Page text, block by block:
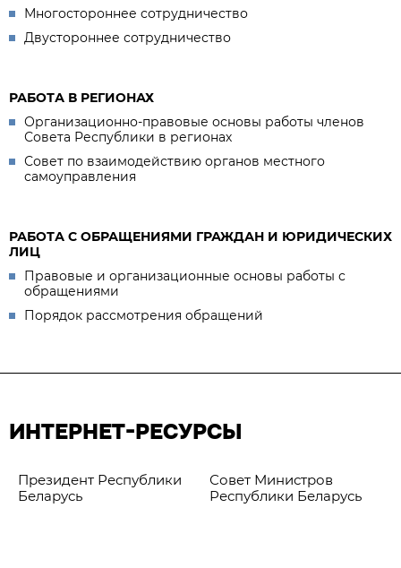
Многостороннее сотрудничество
Двустороннее сотрудничество
РАБОТА В РЕГИОНАХ
Организационно-правовые основы работы членов
Совета Республики в регионах
Совет по взаимодействию органов местного
самоуправления
РАБОТА С ОБРАЩЕНИЯМИ ГРАЖДАН И ЮРИДИЧЕСКИХ
ЛИЦ
Правовые и организационные основы работы с
обращениями
Порядок рассмотрения обращений
ИНТЕРНЕТ-РЕСУРСЫ
Президент Республики
Беларусь
Совет Министров
Республики Беларусь